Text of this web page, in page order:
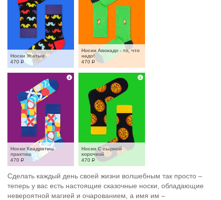
Носки Усатые
470 Р
Носки Авокадо - то, что
надо!
470 Р
Носки Квадратиш
практиш
470 Р
Носки С сырной
корочкой
470 Р
Сделать каждый день своей жизни волшебным так просто –
теперь у вас есть настоящие сказочные носки, обладающие
невероятной магией и очарованием, а имя им –